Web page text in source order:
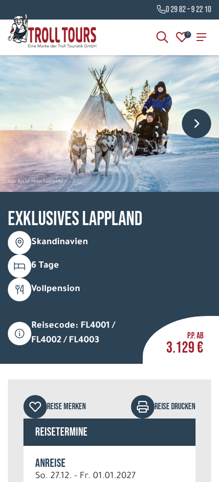
0 29 82 – 9 22 10
0
Star Arctic Hotel Saariselkä
Exklusives Lappland
Skandinavien
6 Tage
Vollpension
Reisecode: FL4001 /
FL4002 / FL4003
P.P. AB
3.129 €
REISE MERKEN REISE DRUCKEN
Reisetermine
Anreise
So. 27.12. - Fr. 01.01.2027